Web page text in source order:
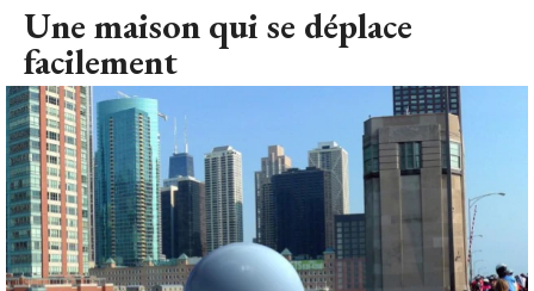
Une maison qui se déplace
facilement